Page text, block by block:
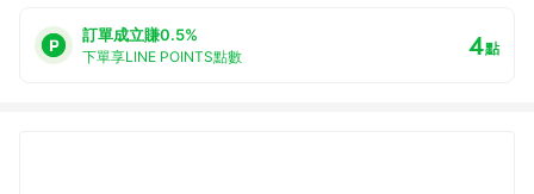
訂單成立賺0.5%
下單享LINE POINTS點數 4點